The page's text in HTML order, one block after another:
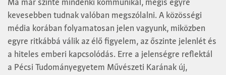
Ma már szinte mindenki kommunikál, mégis egyre
kevesebben tudnak valóban megszólalni. A közösségi
média korában folyamatosan jelen vagyunk, miközben
egyre ritkábbá válik az élő figyelem, az őszinte jelenlét és
a hiteles emberi kapcsolódás. Erre a jelenségre reflektál
a Pécsi Tudományegyetem Művészeti Karának új,